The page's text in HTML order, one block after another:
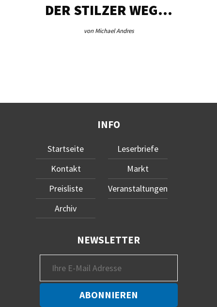
DER STILZER WEG…
von Michael Andres
INFO
Startseite
Kontakt
Preisliste
Archiv
Leserbriefe
Markt
Veranstaltungen
NEWSLETTER